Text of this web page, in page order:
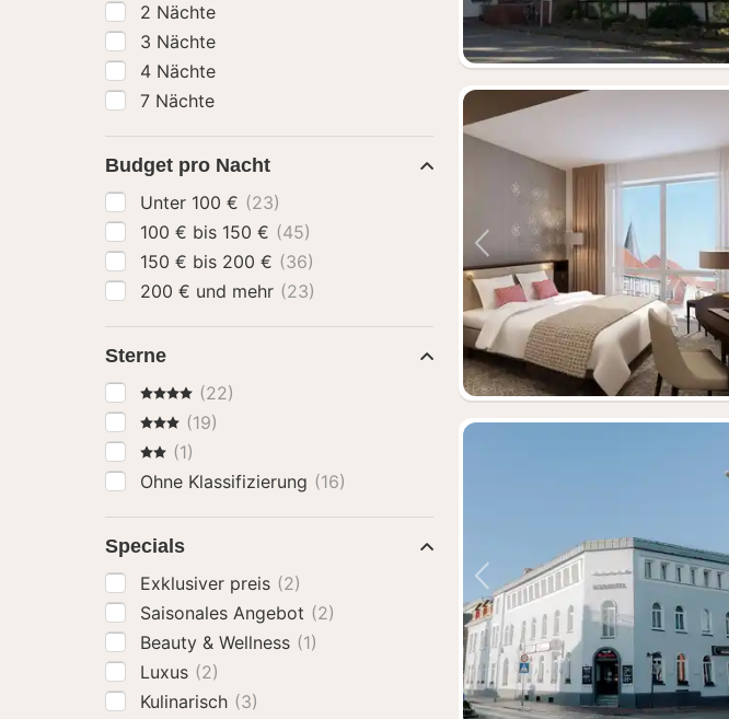
Vorheriges Bild
Vorheriges Bild
2 Nächte
3 Nächte
4 Nächte
7 Nächte
Budget pro Nacht
Unter 100 € (23)
100 € bis 150 € (45)
150 € bis 200 € (36)
200 € und mehr (23)
Sterne
4 Sterne(22)
3 Sterne
(19)
2 Sterne
(1)
Ohne Klassifizierung (16)
Specials
Exklusiver preis (2)
Saisonales Angebot (2)
Beauty & Wellness (1)
Luxus (2)
Kulinarisch (3)